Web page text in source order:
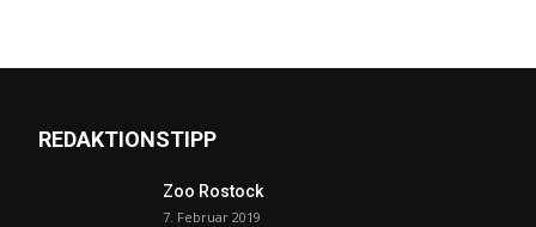
REDAKTIONSTIPP
Zoo Rostock
7. Februar 2019